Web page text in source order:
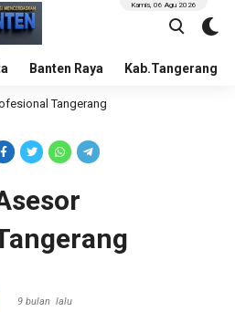
Banten Raya Kab.Tangerang
Kamis, 06 Agu 2026
Tangerang
9 bulan lalu